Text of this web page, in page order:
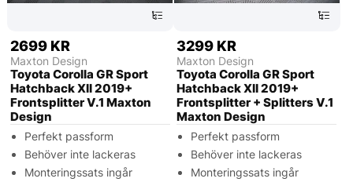
2699 KR
Maxton Design
Toyota Corolla GR Sport
Hatchback XII 2019+
Frontsplitter V.1 Maxton
Design
Perfekt passform
Behöver inte lackeras
Monteringssats ingår
3299 KR
Maxton Design
Toyota Corolla GR Sport
Hatchback XII 2019+
Frontsplitter + Splitters V.1
Maxton Design
Perfekt passform
Behöver inte lackeras
Monteringssats ingår